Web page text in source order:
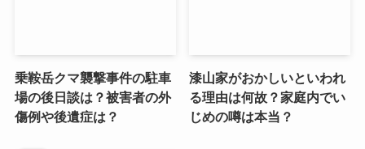
乗鞍岳クマ襲撃事件の駐車
場の後日談は？被害者の外
傷例や後遺症は？
漆山家がおかしいといわれ
る理由は何故？家庭内でい
じめの噂は本当？